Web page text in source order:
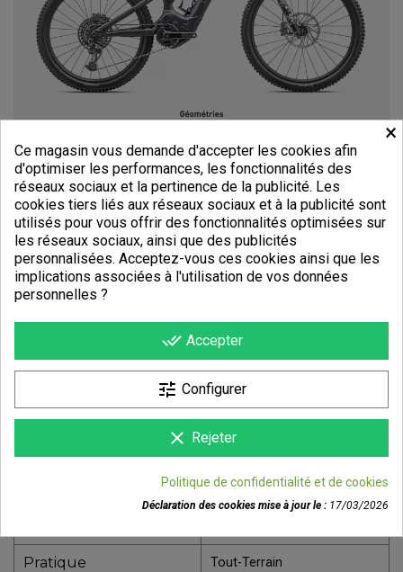
DÉTAILS DU PRODUIT
95225-6404
Fiche technique
Aluminium
Pratique Tout-Terrain
×
Ce magasin vous demande d'accepter les cookies afin
d'optimiser les performances, les fonctionnalités des
réseaux sociaux et la pertinence de la publicité. Les
cookies tiers liés aux réseaux sociaux et à la publicité sont
utilisés pour vous offrir des fonctionnalités optimisées sur
les réseaux sociaux, ainsi que des publicités
personnalisées. Acceptez-vous ces cookies ainsi que les
implications associées à l'utilisation de vos données
personnelles ?
done_all Accepter
tune Configurer
clear Rejeter
Politique de confidentialité et de cookies
Déclaration des cookies mise à jour le : 17/03/2026